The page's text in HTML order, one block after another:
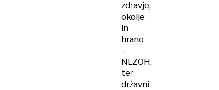
zdravje,
okolje
in
hrano
–
NLZOH,
ter
državni